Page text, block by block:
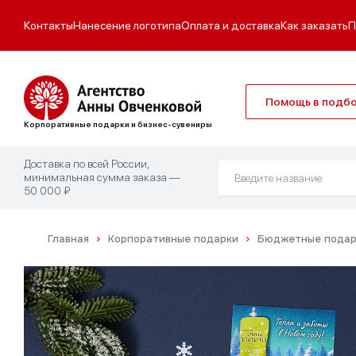
КонтактыНанесение логотипаОплата и доставкаКак заказать
Корпоративные подарки и бизнес-сувениры
Помощь в
Доставка по всей России,
минимальная сумма заказа —
50 000 ₽
Главная Корпоративные подарки Бюджетные